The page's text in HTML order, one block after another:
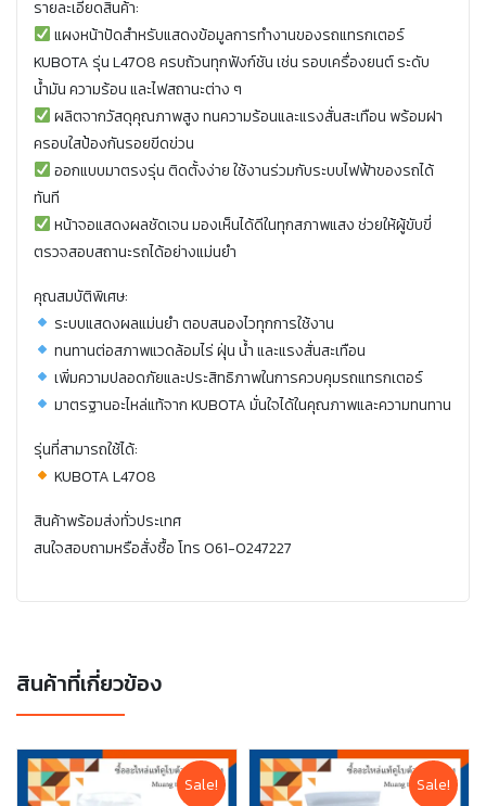
รายละเอียดสินค้า:
แผงหน้าปัดสำหรับแสดงข้อมูลการทำงานของรถแทรกเตอร์
KUBOTA รุ่น L4708 ครบถ้วนทุกฟังก์ชัน เช่น รอบเครื่องยนต์ ระดับ
น้ำมัน ความร้อน และไฟสถานะต่าง ๆ
ผลิตจากวัสดุคุณภาพสูง ทนความร้อนและแรงสั่นสะเทือน พร้อมฝา
ครอบใสป้องกันรอยขีดข่วน
ออกแบบมาตรงรุ่น ติดตั้งง่าย ใช้งานร่วมกับระบบไฟฟ้าของรถได้
ทันที
หน้าจอแสดงผลชัดเจน มองเห็นได้ดีในทุกสภาพแสง ช่วยให้ผู้ขับขี่
ตรวจสอบสถานะรถได้อย่างแม่นยำ
คุณสมบัติพิเศษ:
ระบบแสดงผลแม่นยำ ตอบสนองไวทุกการใช้งาน
ทนทานต่อสภาพแวดล้อมไร่ ฝุ่น น้ำ และแรงสั่นสะเทือน
เพิ่มความปลอดภัยและประสิทธิภาพในการควบคุมรถแทรกเตอร์
มาตรฐานอะไหล่แท้จาก KUBOTA มั่นใจได้ในคุณภาพและความทนทาน
รุ่นที่สามารถใช้ได้:
KUBOTA L4708
สินค้าพร้อมส่งทั่วประเทศ
สนใจสอบถามหรือสั่งซื้อ โทร 061-0247227
สินค้าที่เกี่ยวข้อง
Sale! Sale!